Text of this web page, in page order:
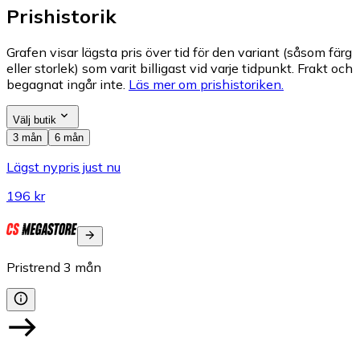
Prishistorik
Grafen visar lägsta pris över tid för den variant (såsom färg
eller storlek) som varit billigast vid varje tidpunkt. Frakt och
begagnat ingår inte. Läs mer om prishistoriken.
Välj butik
3 mån
6 mån
Lägst nypris just nu
196 kr
Pristrend 3 mån